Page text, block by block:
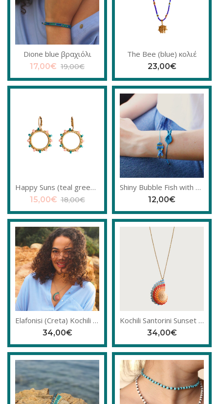
Dione blue βραχιόλι
19,00€
17,00€
The Bee (blue) κολιέ
23,00€
Happy Suns (teal green- salmon) σκουλαρίκια
18,00€
15,00€
Shiny Bubble Fish with stripes, βραχιόλι μακραμέ
12,00€
Elafonisi (Creta) Kochili μακραμέ κολιέ
34,00€
Kochili Santorini Sunset μακραμέ κολιέ
34,00€